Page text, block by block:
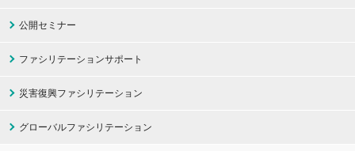
公開セミナー
ファシリテーションサポート
災害復興ファシリテーション
グローバルファシリテーション